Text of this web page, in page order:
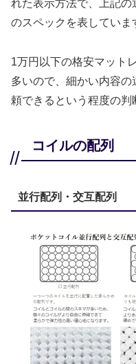
れた表示方法で、上記
のスペックを表していま
1万円以下の格安マット
多いので、細かい内容
頼できるという程度の判
コイルの配列
並行配列・交互配列